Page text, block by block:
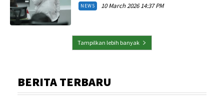
NEWS 10 March 2026 14:37 PM
Tampilkan lebih banyak
BERITA TERBARU